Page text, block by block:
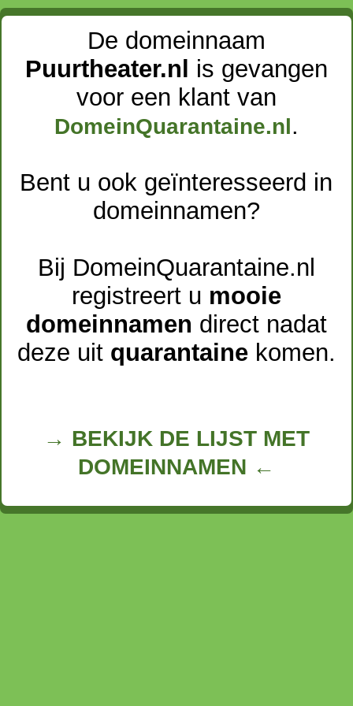
De domeinnaam
Puurtheater.nl
is gevangen
voor een klant van
DomeinQuarantaine.nl .
Bent u ook geïnteresseerd in
domeinnamen?
Bij DomeinQuarantaine.nl
registreert u mooie
domeinnamen direct nadat
deze uit quarantainekomen.
→ BEKIJK DE LIJST MET
DOMEINNAMEN ←